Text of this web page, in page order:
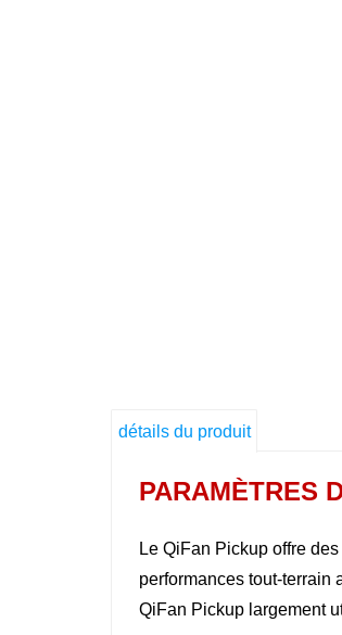
détails du produit
PARAMÈTRES
Le QiFan Pickup offre
performances tout-terrain
QiFan Pickup largement